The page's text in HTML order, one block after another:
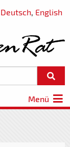
Deutsch, English
Menü